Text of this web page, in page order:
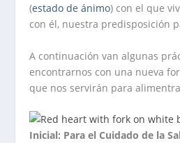
(estado de ánimo) con el que
con él, nuestra predisposición
A continuación van algunas
encontrarnos con una nueva
que nos servirán para
Inicial: Para el Cuidado de la